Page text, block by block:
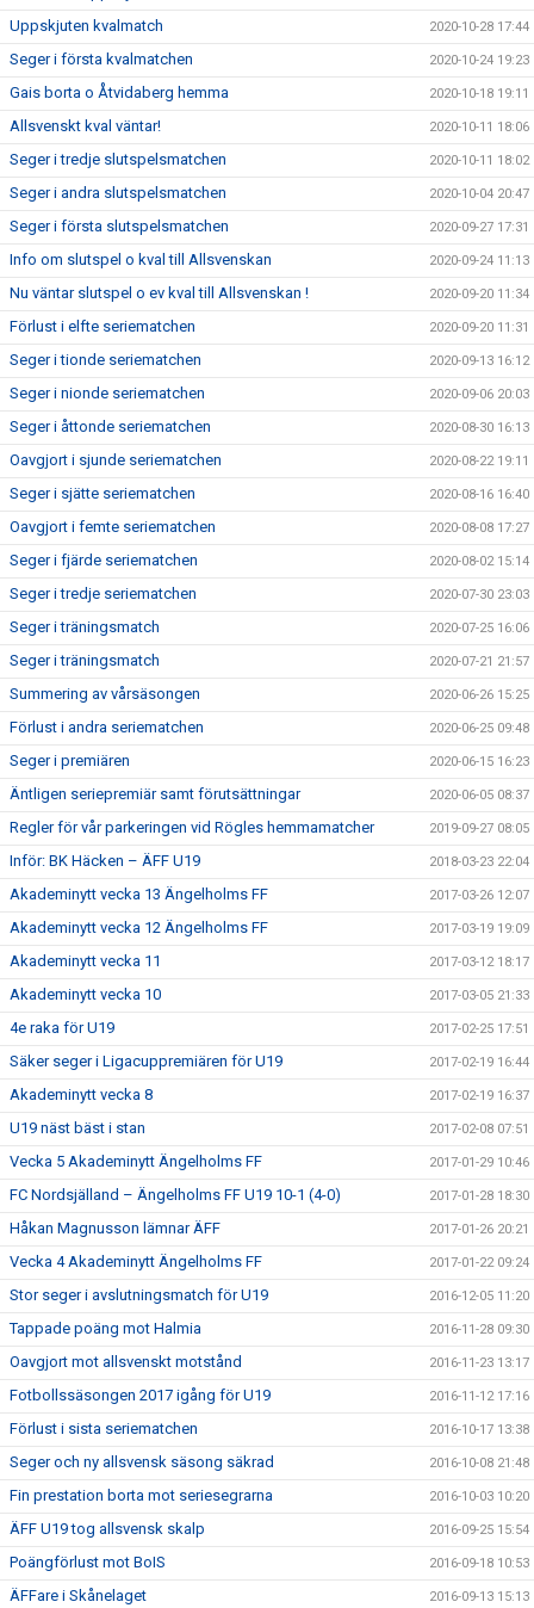
Uppskjuten kvalmatch 2020-10-28 17:44
Seger i första kvalmatchen 2020-10-24 19:23
Gais borta o Åtvidaberg hemma 2020-10-18 19:11
Allsvenskt kval väntar! 2020-10-11 18:06
Seger i tredje slutspelsmatchen 2020-10-11 18:02
Seger i andra slutspelsmatchen 2020-10-04 20:47
Seger i första slutspelsmatchen 2020-09-27 17:31
Info om slutspel o kval till Allsvenskan 2020-09-24 11:13
Nu väntar slutspel o ev kval till Allsvenskan ! 2020-09-20 11:34
Förlust i elfte seriematchen 2020-09-20 11:31
Seger i tionde seriematchen 2020-09-13 16:12
Seger i nionde seriematchen 2020-09-06 20:03
Seger i åttonde seriematchen 2020-08-30 16:13
Oavgjort i sjunde seriematchen 2020-08-22 19:11
Seger i sjätte seriematchen 2020-08-16 16:40
Oavgjort i femte seriematchen 2020-08-08 17:27
Seger i fjärde seriematchen 2020-08-02 15:14
Seger i tredje seriematchen 2020-07-30 23:03
Seger i träningsmatch 2020-07-25 16:06
Seger i träningsmatch 2020-07-21 21:57
Summering av vårsäsongen 2020-06-26 15:25
Förlust i andra seriematchen 2020-06-25 09:48
Seger i premiären 2020-06-15 16:23
Äntligen seriepremiär samt förutsättningar 2020-06-05 08:37
Regler för vår parkeringen vid Rögles hemmamatcher 2019-09-27 08:05
Inför: BK Häcken – ÄFF U19 2018-03-23 22:04
Akademinytt vecka 13 Ängelholms FF 2017-03-26 12:07
Akademinytt vecka 12 Ängelholms FF 2017-03-19 19:09
Akademinytt vecka 11 2017-03-12 18:17
Akademinytt vecka 10 2017-03-05 21:33
4e raka för U19 2017-02-25 17:51
Säker seger i Ligacuppremiären för U19 2017-02-19 16:44
Akademinytt vecka 8 2017-02-19 16:37
U19 näst bäst i stan 2017-02-08 07:51
Vecka 5 Akademinytt Ängelholms FF 2017-01-29 10:46
FC Nordsjälland – Ängelholms FF U19 10-1 (4-0) 2017-01-28 18:30
Håkan Magnusson lämnar ÄFF 2017-01-26 20:21
Vecka 4 Akademinytt Ängelholms FF 2017-01-22 09:24
Stor seger i avslutningsmatch för U19 2016-12-05 11:20
Tappade poäng mot Halmia 2016-11-28 09:30
Oavgjort mot allsvenskt motstånd 2016-11-23 13:17
Fotbollssäsongen 2017 igång för U19 2016-11-12 17:16
Förlust i sista seriematchen 2016-10-17 13:38
Seger och ny allsvensk säsong säkrad 2016-10-08 21:48
Fin prestation borta mot seriesegrarna 2016-10-03 10:20
ÄFF U19 tog allsvensk skalp 2016-09-25 15:54
Poängförlust mot BoIS 2016-09-18 10:53
ÄFFare i Skånelaget 2016-09-13 15:13